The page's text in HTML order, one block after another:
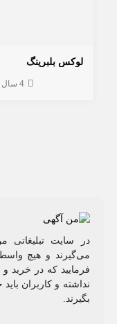
لوکس بلبرینگ
4 سال قبل
در سایت تبلیغاتی
می‌گیرند و هیچ
فرمایید که در
نداشته و کاربران
بگیرند.